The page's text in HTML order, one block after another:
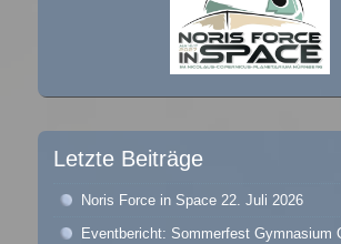
Letzte Beiträge
Noris Force in Space 22. Juli 2026
Eventbericht: Sommerfest Gymnasium